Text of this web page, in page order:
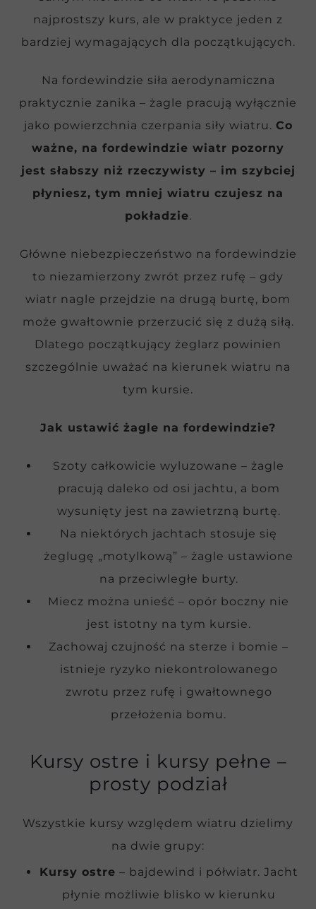
najprostszy kurs, ale w praktyce jeden z
bardziej wymagających dla początkujących.
Na fordewindzie siła aerodynamiczna
praktycznie zanika – żagle pracują wyłącznie
jako powierzchnia czerpania siły wiatru. Co
ważne, na fordewindzie wiatr pozorny
jest słabszy niż rzeczywisty – im szybciej
płyniesz, tym mniej wiatru czujesz na
pokładzie.
Główne niebezpieczeństwo na fordewindzie
to niezamierzony zwrót przez rufę – gdy
wiatr nagle przejdzie na drugą burtę, bom
może gwałtownie przerzucić się z dużą siłą.
Dlatego początkujący żeglarz powinien
szczególnie uważać na kierunek wiatru na
tym kursie.
Jak ustawić żagle na fordewindzie?
Szoty całkowicie wyluzowane – żagle
pracują daleko od osi jachtu, a bom
wysunięty jest na zawietrzną burtę.
Na niektórych jachtach stosuje się
żeglugę „motylkową” – żagle ustawione
na przeciwległe burty.
Miecz można unieść – opór boczny nie
jest istotny na tym kursie.
Zachowaj czujność na sterze i bomie –
istnieje ryzyko niekontrolowanego
zwrotu przez rufę i gwałtownego
przełożenia bomu.
Kursy ostre i kursy pełne –
prosty podział
Wszystkie kursy względem wiatru dzielimy
na dwie grupy:
Kursy ostre – bajdewind i półwiatr. Jacht
płynie możliwie blisko w kierunku